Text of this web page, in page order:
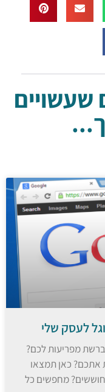
שעשויים
לעסק שלי
ברשת מפריעות לכם?
אתכם? כאן תמצאו
חוששים? מחפשים כל